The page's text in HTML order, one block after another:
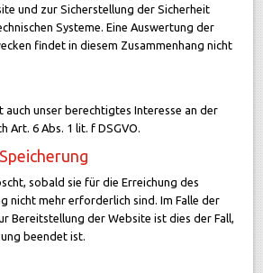
und zur Sicherstellung der Sicherheit
Systeme. Eine Auswertung der
findet in diesem Zusammenhang nicht
auch unser berechtigtes Interesse an der
Art. 6 Abs. 1 lit. f DSGVO.
sobald sie für die Erreichung des
nicht mehr erforderlich sind. Im Falle der
Bereitstellung der Website ist dies der Fall,
beendet ist.